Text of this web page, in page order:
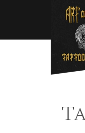
Перейти к